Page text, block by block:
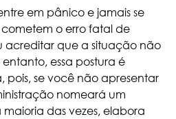
em pânico e jamais se
cometem o erro fatal de
acreditar que a situação não
essa postura é
pois, se você não apresentar
nomeará um
das vezes, elabora